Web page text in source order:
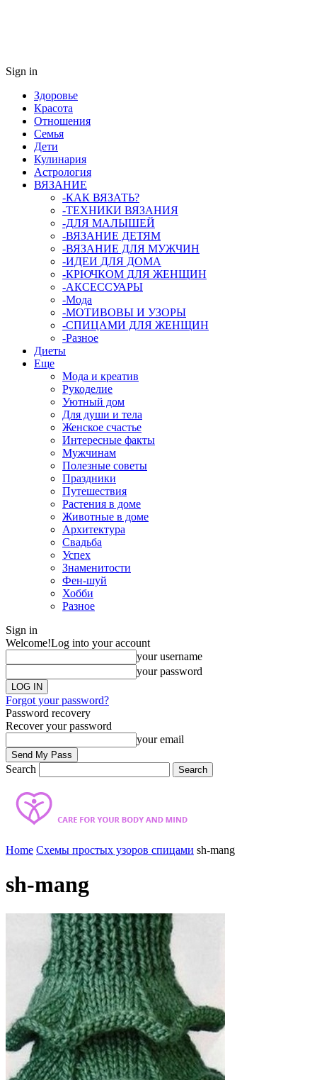
Sign in
Здоровье
Красота
Отношения
Семья
Дети
Кулинария
Астрология
ВЯЗАНИЕ
-КАК ВЯЗАТЬ?
-ТЕХНИКИ ВЯЗАНИЯ
-ДЛЯ МАЛЫШЕЙ
-ВЯЗАНИЕ ДЕТЯМ
-ВЯЗАНИЕ ДЛЯ МУЖЧИН
-ИДЕИ ДЛЯ ДОМА
-КРЮЧКОМ ДЛЯ ЖЕНЩИН
-AКСЕССУАРЫ
-Мода
-МОТИВОВЫ И УЗОРЫ
-СПИЦАМИ ДЛЯ ЖЕНЩИН
-Разное
Диеты
Еще
Мода и креатив
Рукоделие
Уютный дом
Для души и тела
Женское счастье
Интересные факты
Мужчинам
Полезные советы
Праздники
Путешествия
Растения в доме
Животные в доме
Архитектура
Свадьба
Успех
Знаменитости
Фен-шуй
Хобби
Разное
Sign in
Welcome!Log into your account
your username
your password
Forgot your password?
Password recovery
Recover your password
your email
Search
Home Схемы простых узоров спицами sh-mang
sh-mang